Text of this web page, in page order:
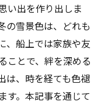
い出を作り出しま
の雪景色は、どれも
、船上では家族や友
ことで、絆を深める
は、時を経ても色褪
す。本記事を通じて